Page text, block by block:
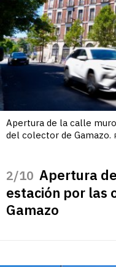
Apertura de la calle
del colector de Gamazo.
/10 Apertura
estación por las
Gamazo